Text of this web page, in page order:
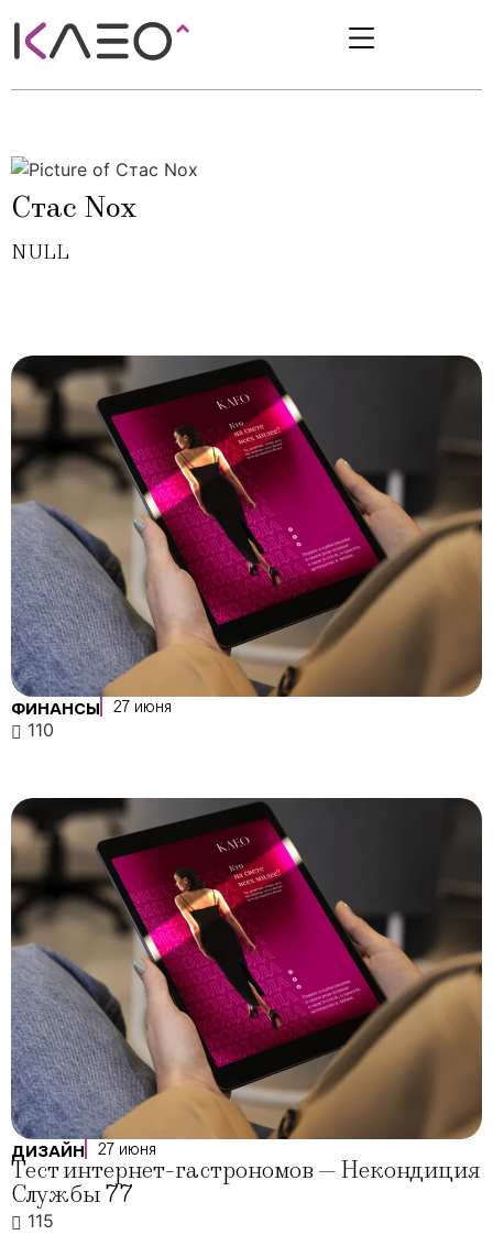
Стас Nox
NULL
ФИНАНСЫ 27 июня
110
ДИЗАЙН 27 июня
Тест интернет-гастрономов — Некондиция
Службы 77
115